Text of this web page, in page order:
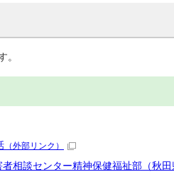
。
（外部リンク）
相談センター精神保健福祉部（秋田